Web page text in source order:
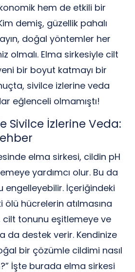
hem de etkili bir
demiş, güzellik pahalı
doğal yöntemler her
olmalı. Elma sirkesiyle cilt
bir boyut katmayı bir
sivilce izlerine veda
eğlenceli olmamıştı!
Sivilce İzlerine Veda:
elma sirkesi, cildin pH
yardımcı olur. Bu da
engelleyebilir. İçeriğindeki
hücrelerin atılmasına
cilt tonunu eşitlemeye ve
da destek verir. Kendinize
bir çözümle cildimi nasıl
İşte burada elma sirkesi